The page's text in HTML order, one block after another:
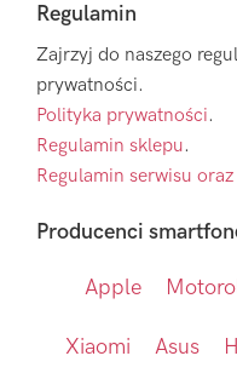
Regulamin
Zajrzyj do naszego
prywatności.
Polityka prywatności.
Regulamin sklepu.
Regulamin serwisu
Producenci
Apple
Xiaomi Asus